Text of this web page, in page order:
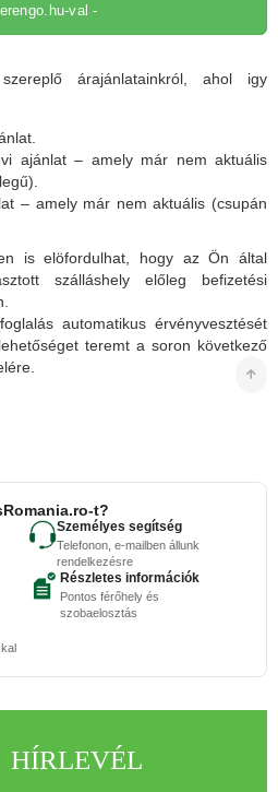
val -
árajánlatainkról, ahol igy
ajánlat – amely már nem aktuális
– amely már nem aktuális (csupán
is elöfordulhat, hogy az Ön által
szálláshely előleg befizetési
automatikus érvényvesztését
teremt a soron következő
t?
Személyes segítség
Telefonon, e-mailben állunk
rendelkezésre
Részletes információk
Pontos férőhely és
szobaelosztás
HÍRLEVÉL